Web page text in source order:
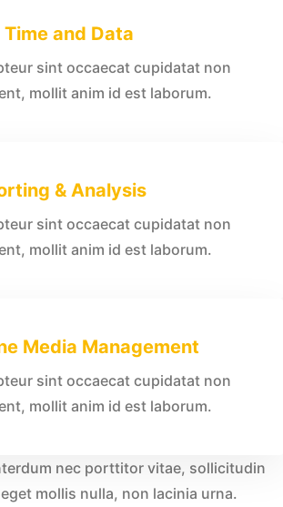
Time and Data
sint occaecat cupidatat non
mollit anim id est laborum.
& Analysis
sint occaecat cupidatat non
mollit anim id est laborum.
Media Management
sint occaecat cupidatat non
mollit anim id est laborum.
nec porttitor vitae, sollicitudin
mollis nulla, non lacinia urna.